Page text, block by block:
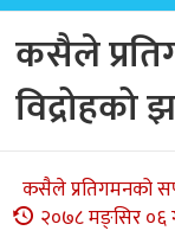
कसैले
विद्रोहको
कसैले प्रतिगमनको
२०७८ मङ्सिर